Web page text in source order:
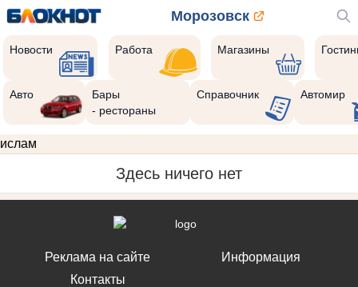
Морозовск
Новости Работа Магазины
Авто
Бары
- рестораны
Справочник Автомир
ислам
Здесь ничего нет
Реклама на сайте
Контакты
Информация